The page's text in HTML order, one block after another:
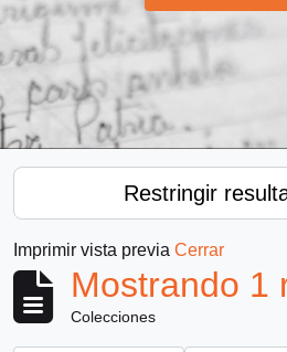
Restringir
Imprimir vista previa Cerrar
Mostrando 1
Colecciones